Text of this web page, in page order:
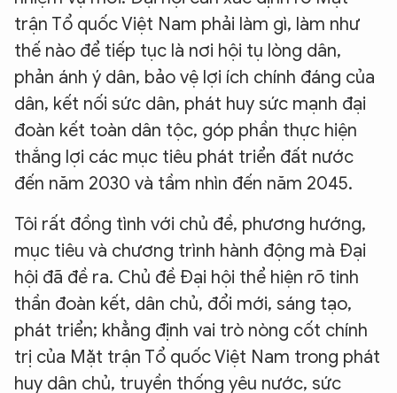
trận Tổ quốc Việt Nam phải làm gì, làm như
thế nào để tiếp tục là nơi hội tụ lòng dân,
phản ánh ý dân, bảo vệ lợi ích chính đáng của
dân, kết nối sức dân, phát huy sức mạnh đại
đoàn kết toàn dân tộc, góp phần thực hiện
thắng lợi các mục tiêu phát triển đất nước
đến năm 2030 và tầm nhìn đến năm 2045.
Tôi rất đồng tình với chủ đề, phương hướng,
mục tiêu và chương trình hành động mà Đại
hội đã đề ra. Chủ đề Đại hội thể hiện rõ tinh
thần đoàn kết, dân chủ, đổi mới, sáng tạo,
phát triển; khẳng định vai trò nòng cốt chính
trị của Mặt trận Tổ quốc Việt Nam trong phát
huy dân chủ, truyền thống yêu nước, sức